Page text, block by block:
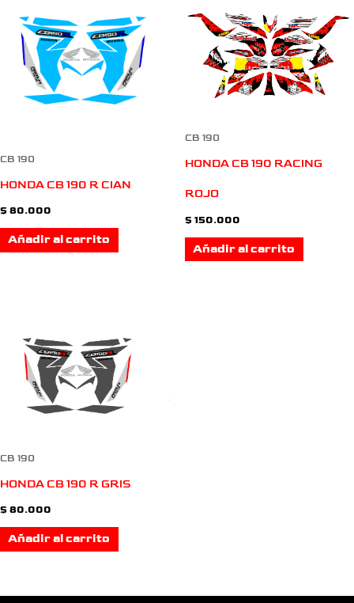
CB 190
HONDA CB 190 R CIAN
$ 80.000
Añadir al carrito
CB 190
HONDA CB 190 RACING
ROJO
$ 150.000
Añadir al carrito
CB 190
HONDA CB 190 R GRIS
$ 80.000
Añadir al carrito